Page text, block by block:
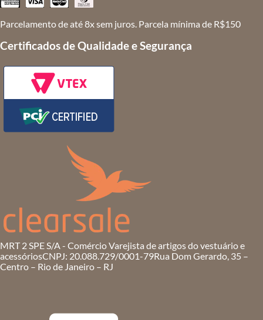
Parcelamento de até 8x sem juros. Parcela mínima de R$150
Certificados de Qualidade e Segurança
MRT 2 SPE S/A - Comércio Varejista de artigos do vestuário e
acessóriosCNPJ: 20.088.729/0001-79Rua Dom Gerardo, 35 –
Centro – Rio de Janeiro – RJ